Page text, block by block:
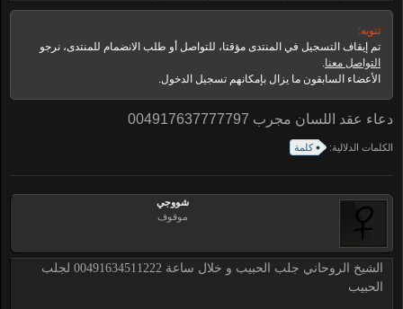
تنويه:
تم إيقاف التسجيل في المنتدى مؤقتا، للتواصل أو طلب الانضمام للمنتدى، نرجو
التواصل معنا.
الأعضاء السابقون ما يزال بإمكانهم تسجيل الدخول.
دعاء عقد اللسان مجرب 004917637777797
الكلمات الدلالية: كلمة
شووجي
موقوف
الشيخ الروحاني جلب الحبيب و خلال ساعة 00491634511222 لجلب
الحبيب